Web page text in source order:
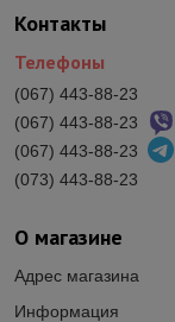
О магазине
Адрес магазина
Информация
Контакты
Телефоны
(067) 443-88-23
(067) 443-88-23
(067) 443-88-23
(073) 443-88-23